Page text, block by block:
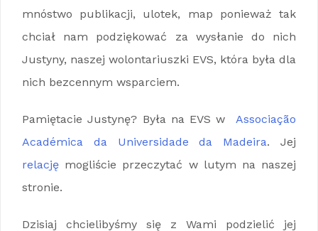
mnóstwo publikacji, ulotek, map ponieważ tak
chciał nam podziękować za wysłanie do nich
Justyny, naszej wolontariuszki EVS, która była dla
nich bezcennym wsparciem.
Pamiętacie Justynę? Była na EVS w Associação
Académica da Universidade da Madeira. Jej
relację mogliście przeczytać w lutym na naszej
stronie.
Dzisiaj chcielibyśmy się z Wami podzielić jej